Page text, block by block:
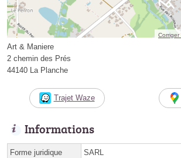
Corriger
Art & Maniere
2 chemin des Prés
44140 La Planche
Trajet Waze
Informations
Forme juridique SARL